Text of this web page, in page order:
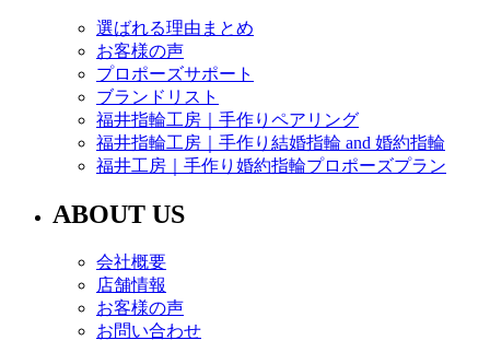
選ばれる理由まとめ
お客様の声
プロポーズサポート
ブランドリスト
福井指輪工房｜手作りペアリング
福井指輪工房｜手作り結婚指輪 and 婚約指輪
福井工房｜手作り婚約指輪プロポーズプラン
ABOUT US
会社概要
店舗情報
お客様の声
お問い合わせ